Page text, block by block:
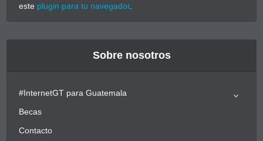
este plugin para tu navegador.
Sobre nosotros
#InternetGT para Guatemala
Becas
Contacto